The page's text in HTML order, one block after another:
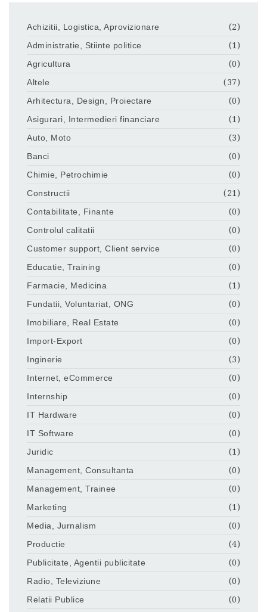
Achizitii, Logistica, Aprovizionare
(2)
Administratie, Stiinte politice
(1)
Agricultura
(0)
Altele
(37)
Arhitectura, Design, Proiectare
(0)
Asigurari, Intermedieri financiare
(1)
Auto, Moto
(3)
Banci
(0)
Chimie, Petrochimie
(0)
Constructii
(21)
Contabilitate, Finante
(0)
Controlul calitatii
(0)
Customer support, Client service
(0)
Educatie, Training
(0)
Farmacie, Medicina
(1)
Fundatii, Voluntariat, ONG
(0)
Imobiliare, Real Estate
(0)
Import-Export
(0)
Inginerie
(3)
Internet, eCommerce
(0)
Internship
(0)
IT Hardware
(0)
IT Software
(0)
Juridic
(1)
Management, Consultanta
(0)
Management, Trainee
(0)
Marketing
(1)
Media, Jurnalism
(0)
Productie
(4)
Publicitate, Agentii publicitate
(0)
Radio, Televiziune
(0)
Relatii Publice
(0)